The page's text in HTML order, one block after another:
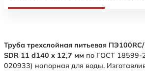
Труба трехслойная питьевая
SDR 11 d140 х 12,7 мм по ГОСТ 18599-
020933) напорная для воды.